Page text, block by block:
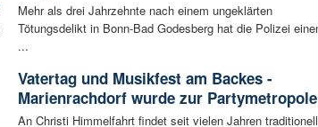
Mehr als drei Jahrzehnte nach einem ungeklärten
Tötungsdelikt in Bonn-Bad Godesberg hat die Polizei
...
Vatertag und Musikfest am Backes -
Marienrachdorf wurde zur Partymetropole
An Christi Himmelfahrt findet seit vielen Jahren traditionell